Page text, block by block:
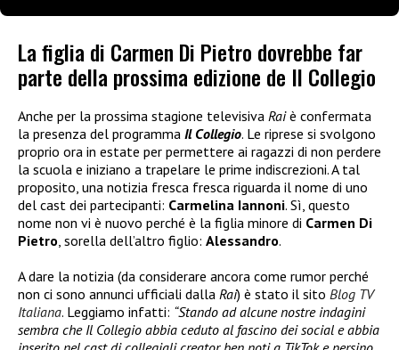
La figlia di Carmen Di Pietro dovrebbe far
parte della prossima edizione de Il Collegio
Anche per la prossima stagione televisiva Raiè confermata
la presenza del programma Il Collegio. Le riprese si svolgono
proprio ora in estate per permettere ai ragazzi di non perdere
la scuola e iniziano a trapelare le prime indiscrezioni. A tal
proposito, una notizia fresca fresca riguarda il nome di uno
del cast dei partecipanti: Carmelina Iannoni. Sì, questo
nome non vi è nuovo perché è la figlia minore di Carmen Di
Pietro, sorella dell’altro figlio: Alessandro.
A dare la notizia (da considerare ancora come rumor perché
non ci sono annunci ufficiali dalla Rai) è stato il sito Blog TV
Italiana. Leggiamo infatti: “Stando ad alcune nostre indagini
sembra che Il Collegio abbia ceduto al fascino dei social e abbia